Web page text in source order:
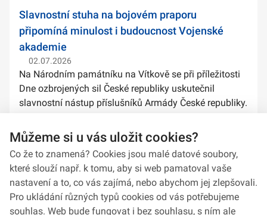
Slavnostní stuha na bojovém praporu
připomíná minulost i budoucnost Vojenské
akademie
02.07.2026
Na Národním památníku na Vítkově se při příležitosti
Dne ozbrojených sil České republiky uskutečnil
slavnostní nástup příslušníků Armády České republiky.
stuh na bojové prapory vybranýc...
Můžeme si u vás uložit cookies?
Co že to znamená? Cookies jsou malé datové soubory,
které slouží např. k tomu, aby si web pamatoval vaše
nastavení a to, co vás zajímá, nebo abychom jej zlepšovali.
Pro ukládání různých typů cookies od vás potřebujeme
souhlas. Web bude fungovat i bez souhlasu, s ním ale